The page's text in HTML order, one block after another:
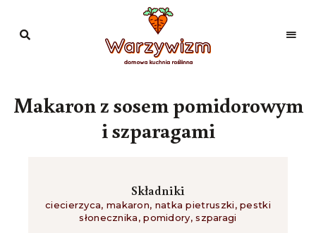
Domowa
Makaron z sosem pomidorowym
i szparagami
Składniki
ciecierzyca, makaron, natka pietruszki,pestki
słonecznika,pomidory,szparagi